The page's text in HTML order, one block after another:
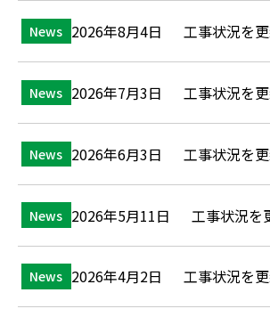
News 2026年8月4日 工事状況を
News 2026年7月3日 工事状況を
News 2026年6月3日 工事状況を
News 2026年5月11日 工事状況を
News 2026年4月2日 工事状況を